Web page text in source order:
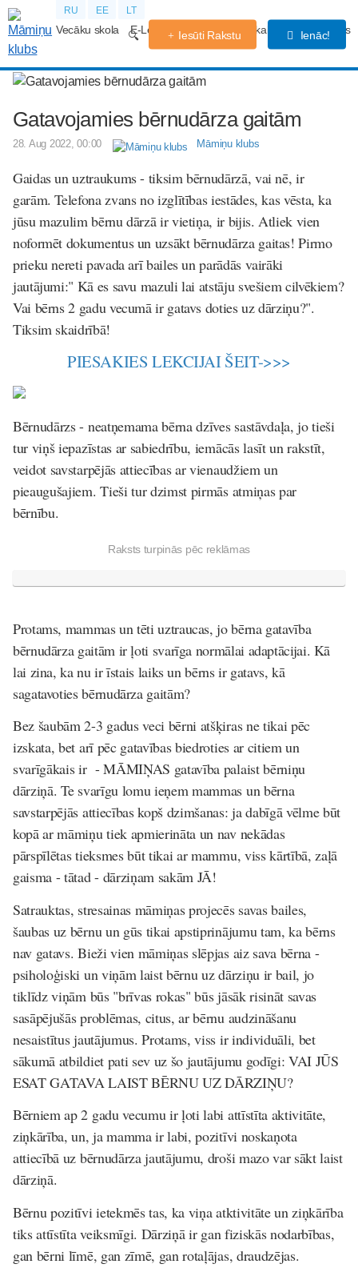
RU EE LT
Vecāku skola E-Lekcijas Grūtniecības kalendārs Forums
Iesūti Rakstu Ienāc!
Gatavojamies bērnudārza gaitām
28. Aug 2022, 00:00 Māmiņu klubs
Gaidas un uztraukums - tiksim bērnudārzā, vai nē, ir
garām. Telefona zvans no izglītības iestādes, kas vēsta, ka
jūsu mazulim bērnu dārzā ir vietiņa, ir bijis. Atliek vien
noformēt dokumentus un uzsākt bērnudārza gaitas! Pirmo
prieku nereti pavada arī bailes un parādās vairāki
jautājumi:" Kā es savu mazuli lai atstāju svešiem cilvēkiem?
Vai bērns 2 gadu vecumā ir gatavs doties uz dārziņu?".
Tiksim skaidrībā!
PIESAKIES LEKCIJAI ŠEIT->>>
Bērnudārzs - neatņemama bērna dzīves sastāvdaļa, jo tieši
tur viņš iepazīstas ar sabiedrību, iemācās lasīt un rakstīt,
veidot savstarpējās attiecības ar vienaudžiem un
pieaugušajiem. Tieši tur dzimst pirmās atmiņas par
bērnību.
Raksts turpinās pēc reklāmas
Protams, mammas un tēti uztraucas, jo bērna gatavība
bērnudārza gaitām ir ļoti svarīga normālai adaptācijai. Kā
lai zina, ka nu ir īstais laiks un bērns ir gatavs, kā
sagatavoties bērnudārza gaitām?
Bez šaubām 2-3 gadus veci bērni atšķiras ne tikai pēc
izskata, bet arī pēc gatavības biedroties ar citiem un
svarīgākais ir - MĀMIŅAS gatavība palaist bērniņu
dārziņā. Te svarīgu lomu ieņem mammas un bērna
savstarpējās attiecības kopš dzimšanas: ja dabīgā vēlme būt
kopā ar māmiņu tiek apmierināta un nav nekādas
pārspīlētas tieksmes būt tikai ar mammu, viss kārtībā, zaļā
gaisma - tātad - dārziņam sakām JĀ!
Satrauktas, stresainas māmiņas projecēs savas bailes,
šaubas uz bērnu un gūs tikai apstiprinājumu tam, ka bērns
nav gatavs. Bieži vien māmiņas slēpjas aiz sava bērna -
psiholoģiski un viņām laist bērnu uz dārziņu ir bail, jo
tiklīdz viņām būs "brīvas rokas" būs jāsāk risināt savas
sasāpējušās problēmas, citus, ar bērnu audzināšanu
nesaistītus jautājumus. Protams, viss ir individuāli, bet
sākumā atbildiet pati sev uz šo jautājumu godīgi: VAI JŪS
ESAT GATAVA LAIST BĒRNU UZ DĀRZIŅU?
Bērniem ap 2 gadu vecumu ir ļoti labi attīstīta aktivitāte,
ziņkārība, un, ja mamma ir labi, pozitīvi noskaņota
attiecībā uz bērnudārza jautājumu, droši mazo var sākt laist
dārziņā.
Bērnu pozitīvi ietekmēs tas, ka viņa atktivitāte un ziņkārība
tiks attīstīta veiksmīgi. Dārziņā ir gan fiziskās nodarbības,
gan bērni līmē, gan zīmē, gan rotaļājas, draudzējas.